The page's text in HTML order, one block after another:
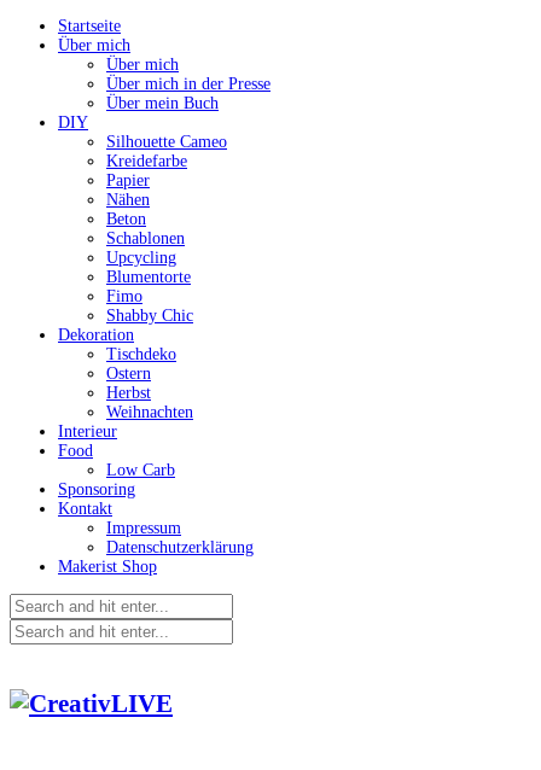
Startseite
Über mich
Über mich
Über mich in der Presse
Über mein Buch
DIY
Silhouette Cameo
Kreidefarbe
Papier
Nähen
Beton
Schablonen
Upcycling
Blumentorte
Fimo
Shabby Chic
Dekoration
Tischdeko
Ostern
Herbst
Weihnachten
Interieur
Food
Low Carb
Sponsoring
Kontakt
Impressum
Datenschutzerklärung
Makerist Shop